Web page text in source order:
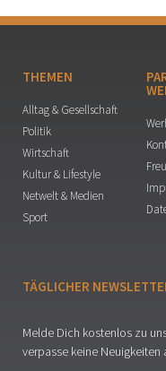
THEMEN
Alltag & Gesellschaft
Politik
Wirtschaft
Kultur & Lifestyle
Netwelt & Medien
Sport
TÄGLICHER
Melde Dich kostenlos zu
verpasse keine Neuigkeiten